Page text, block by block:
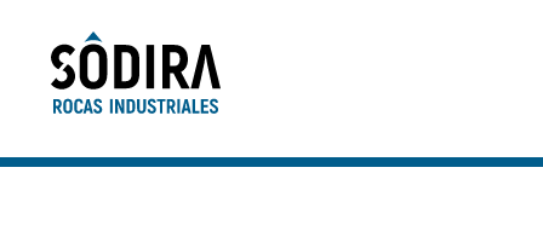
Skip to main content